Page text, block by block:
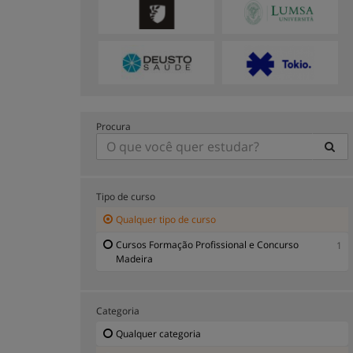
Procura
Tipo de curso
Qualquer tipo de curso
Cursos Formação Profissional e Concurso
Madeira
1
Categoria
Qualquer categoria